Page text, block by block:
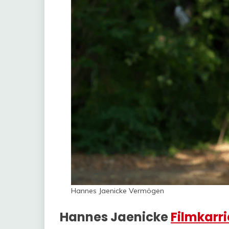
Hannes Jaenicke Vermögen
Hannes Jaenicke